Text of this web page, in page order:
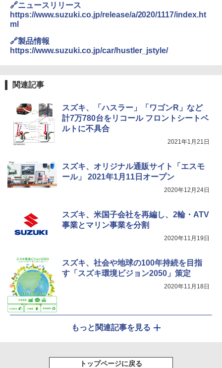
🔗ニュースリリース
https://www.suzuki.co.jp/release/a/2020/1117/index.ht
ml
🔗製品情報
https://www.suzuki.co.jp/car/hustler_jstyle/
関連記事
スズキ、「ハスラー」「ワゴンR」など
計7万780台をリコール フロントシートベ
ルトに不具合
2021年1月21日
スズキ、オリジナル通販サイト「エスモ
ール」 2021年1月11日オープン
2020年12月24日
スズキ、米国子会社を再編し、2輪・ATV
事業とマリン事業を分割
2020年11月19日
スズキ、社会や地球の100年持続を目指
す「スズキ環境ビジョン2050」策定
2020年11月18日
もっと関連記事を見る
トップページに戻る